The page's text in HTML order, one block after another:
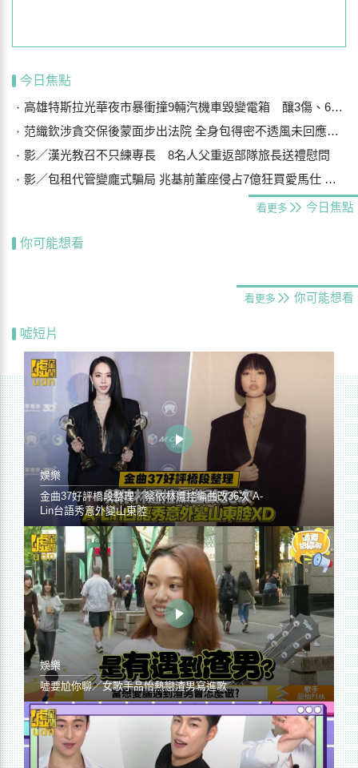
今日焦點
高雄特斯拉光華夜市暴衝撞9輛汽機車毀變電箱 釀3傷、600戶停電
范織欽涉貪交保後蒙面步出法院 全身包得密不透風未回應案情
影／漢光教召不只練專長 8名人父重返部隊旅長送禮慰問
影／包租代管變龐式騙局 兆基前董座侵占7億狂買愛馬仕 李建成送北檢
看更多 今日焦點
你可能想看
看更多 你可能想看
噓短片
娛樂
金曲37好評橋段整理／蔡依林遭控編曲改36次 A-
Lin台語秀意外變山東腔
娛樂
噓要尬你聊／女歌手品怡熱戀渣男寫進歌